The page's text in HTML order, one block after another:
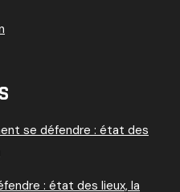
se défendre : état des
: état des lieux, la